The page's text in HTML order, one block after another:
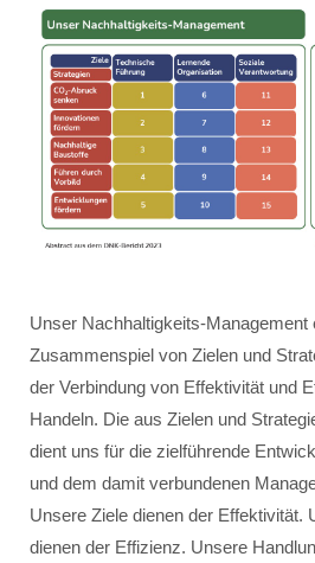
Unser Nachhaltigkeits-Management
Zusammenspiel von Zielen und
der Verbindung von Effektivität und
Handeln. Die aus Zielen und
dient uns für die zielführende
und dem damit verbundenen
Unsere Ziele dienen der Effektivität.
dienen der Effizienz. Unsere